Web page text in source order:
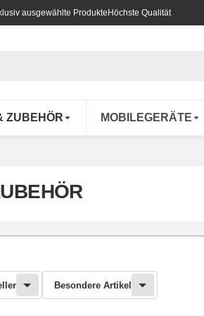
ausgewählte Produkte Höchste Qualität
ZUBEHÖR MOBILEGERÄTE
Besondere Artikel